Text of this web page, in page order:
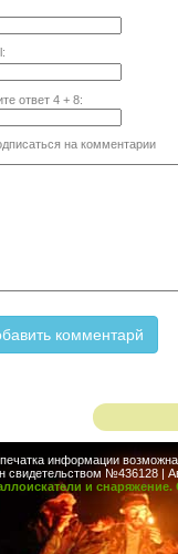
ответ 4+ 8:
на комментарии
информации возможна
свидетельством №436128 |
и